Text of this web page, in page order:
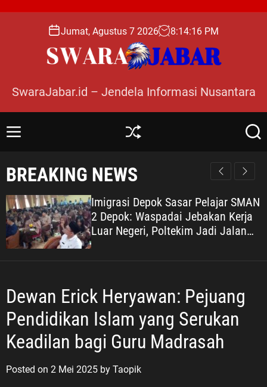
o
Jumat, Agustus 7 2026 8:14:17 PM
SwaraJabar.id – Jendela Informasi Nusantara
M
u
S
ff
e
S
r
h
BREAKING NEWS
Imigrasi Depok Sasar Pelajar SMAN
2 Depok: Waspadai Jebakan Kerja
Luar Negeri, Poltekim Jadi Jalan
Dewan Erick Heryawan: Pejuang
Pendidikan Islam yang Serukan
Keadilan bagi Guru Madrasah
Posted on 2 Mei 2025 by Taopik